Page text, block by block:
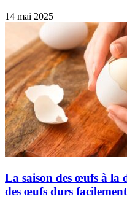
14 mai 2025
La saison des œufs à la
des œufs durs facilement